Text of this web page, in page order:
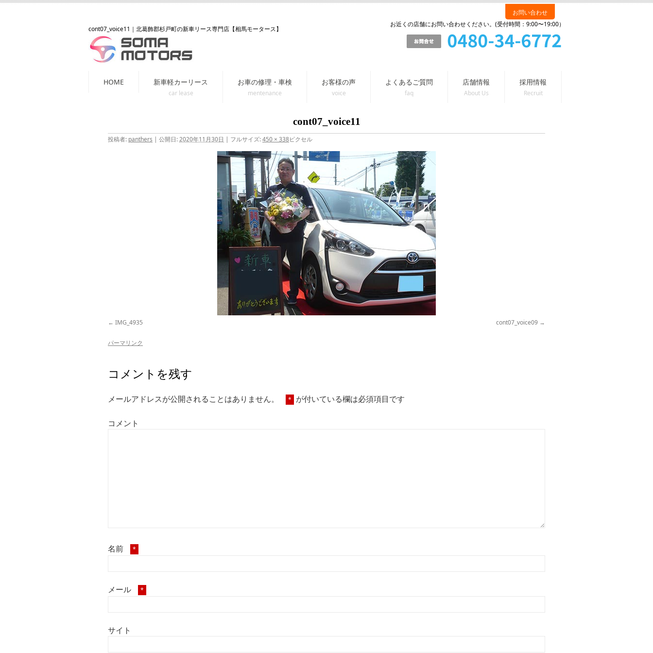
お問い合わせ
cont07_voice11 ｜北葛飾郡杉戸町の新車リース専門店【相馬モータース】
お近くの店舗にお問い合わせください。(受付時間：9:00〜19:00）
コ
ツ
HOME 新車軽カーリース お車の修理・車検 お客様の声 よくあるご質問 店舗情報 採用情報
cont07_voice11
投稿者: panthers | 公開日:2020年11月30日 | フルサイズ:450 × 338ピクセル
IMG_4935 cont07_voice09
パーマリンク
コメントを残す
メールアドレスが公開されることはありません。 * が付いている欄は必須項目です
コメント
名前 *
メール *
サイト